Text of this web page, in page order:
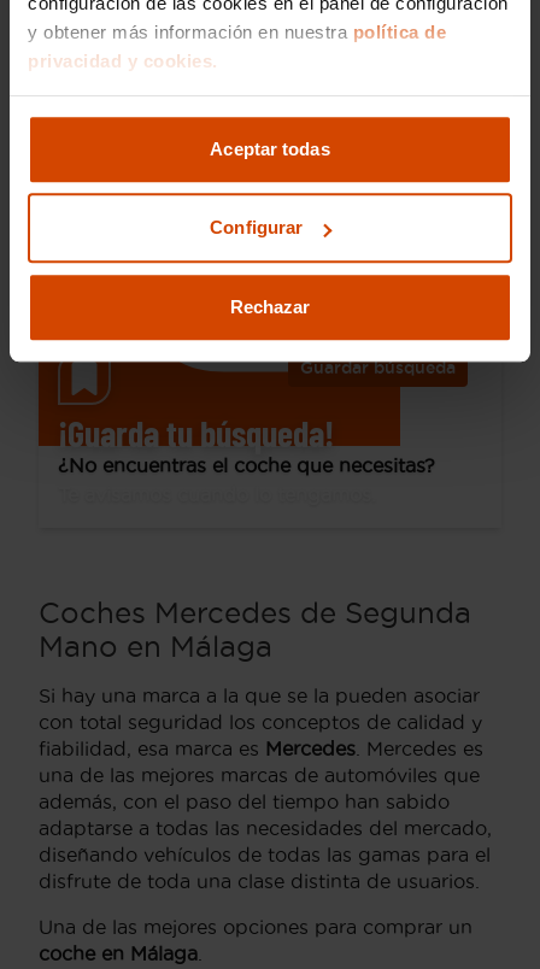
y obtener más información en nuestra política de
privacidad y cookies.
Aceptar todas
Configurar
Rechazar
Desde 272 € /mes*
Mercedes Benz Clase GLA
2019
97.435 km
Automática
Málaga - Avenida de Velázquez
Guardar búsqueda
¡Guarda tu búsqueda!
¿No encuentras el coche que necesitas?
Coches Mercedes de Segunda
Mano en Málaga
Si hay una marca a la que se la pueden asociar
con total seguridad los conceptos de calidad y
fiabilidad, esa marca es Mercedes . Mercedes es
una de las mejores marcas de automóviles que
además, con el paso del tiempo han sabido
adaptarse a todas las necesidades del mercado,
diseñando vehículos de todas las gamas para el
disfrute de toda una clase distinta de usuarios.
Una de las mejores opciones para comprar un
coche en Málaga